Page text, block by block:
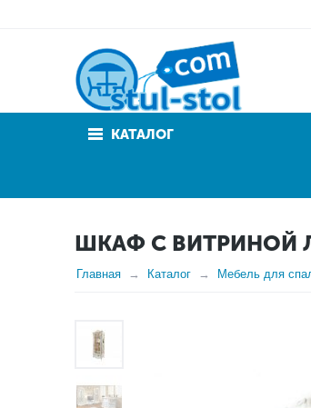
КАТАЛОГ
ШКАФ С ВИТРИНОЙ
Главная Каталог Мебель для